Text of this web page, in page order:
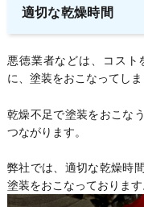
適切な乾燥時間
悪徳業者などは、コスト
に、塗装をおこなってし
乾燥不足で塗装をおこな
つながります。
弊社では、適切な乾燥時
塗装をおこなっております